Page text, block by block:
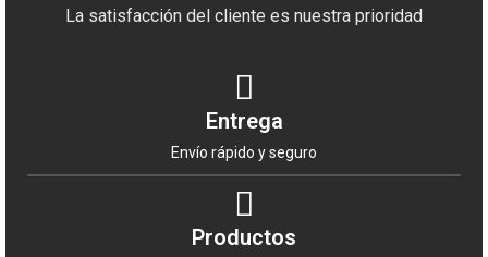
La satisfacción del cliente es nuestra prioridad
Entrega
Envío rápido y seguro
Productos